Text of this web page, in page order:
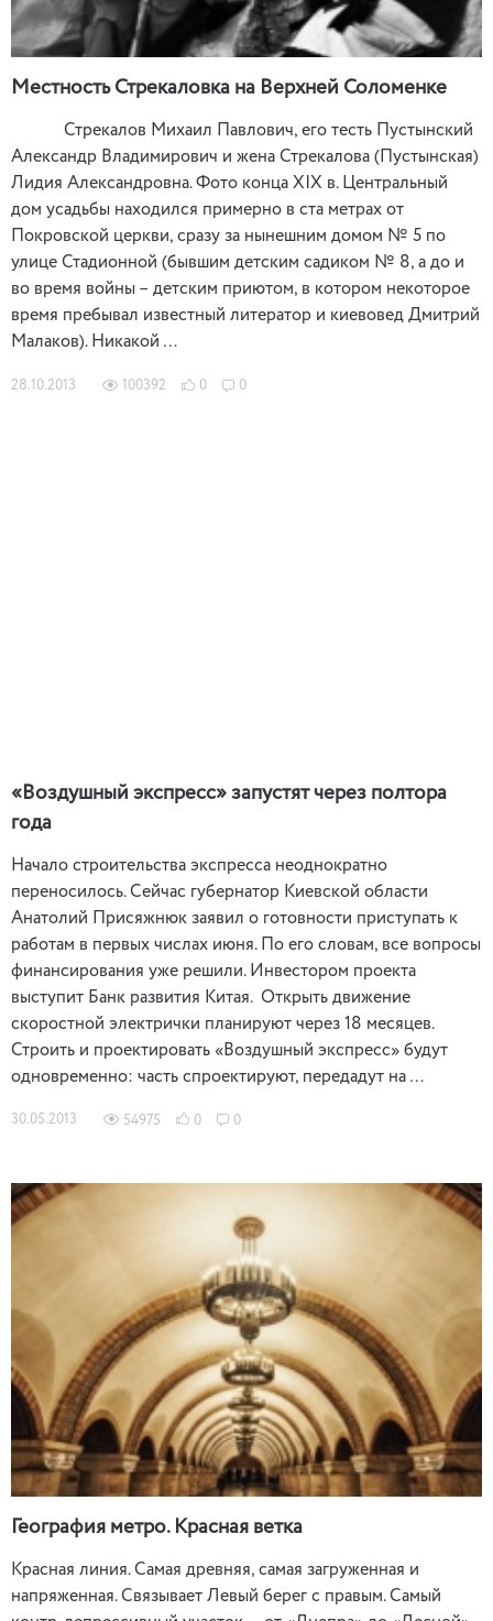
Местность Стрекаловка на Верхней Соломенке
Стрекалов Михаил Павлович, его тесть Пустынский
Александр Владимирович и жена Стрекалова (Пустынская)
Лидия Александровна. Фото конца XIX в. Центральный
дом усадьбы находился примерно в ста метрах от
Покровской церкви, сразу за нынешним домом № 5 по
улице Стадионной (бывшим детским садиком № 8, а до и
во время войны – детским приютом, в котором некоторое
время пребывал известный литератор и киевовед Дмитрий
Малаков). Никакой …
28.10.2013 100392 0 0
«Воздушный экспресс» запустят через полтора
года
Начало строительства экспресса неоднократно
переносилось. Сейчас губернатор Киевской области
Анатолий Присяжнюк заявил о готовности приступать к
работам в первых числах июня. По его словам, все вопросы
финансирования уже решили. Инвестором проекта
выступит Банк развития Китая. Открыть движение
скоростной электрички планируют через 18 месяцев.
Строить и проектировать «Воздушный экспресс» будут
одновременно: часть спроектируют, передадут на …
30.05.2013 54975 0 0
География метро. Красная ветка
Красная линия. Самая древняя, самая загруженная и
напряженная. Связывает Левый берег с правым. Самый